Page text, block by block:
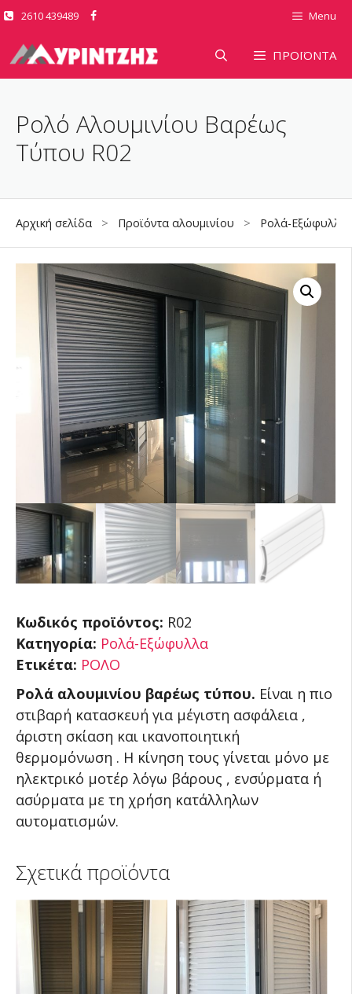
Μετάβαση
περιεχόμενο
2610 439489 Menu
ΠΡΟΪΟΝΤΑ
Ρολό Αλουμινίου Βαρέως
Τύπου R02
Αρχική σελίδα > Προϊόντα αλουμινίου > Ρολά-Εξώφυλλα
Κωδικός προϊόντος: R02
Κατηγορία: Ρολά-Εξώφυλλα
Ετικέτα: ΡΟΛΟ
Ρολά αλουμινίου βαρέως τύπου. Είναι η πιο
στιβαρή κατασκευή για μέγιστη ασφάλεια ,
άριστη σκίαση και ικανοποιητική
θερμομόνωση . Η κίνηση τους γίνεται μόνο με
ηλεκτρικό μοτέρ λόγω βάρους , ενσύρματα ή
ασύρματα με τη χρήση κατάλληλων
αυτοματισμών.
Σχετικά προϊόντα